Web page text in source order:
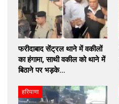
फरीदाबाद सेंट्रल थाने में वकीलों
का हंगामा, साथी वकील को थाने में
बिठाने पर भड़के…
हरियाणा